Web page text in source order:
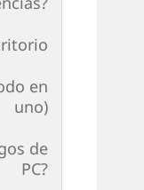
en
uno)
de
PC?